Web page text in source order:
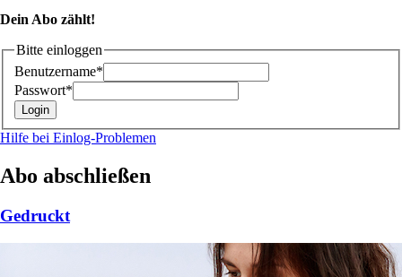
Dein Abo zählt!
Bitte einloggen
Benutzername*
Passwort*
Hilfe bei Einlog-Problemen
Abo abschließen
Gedruckt